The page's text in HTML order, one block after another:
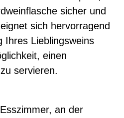
sicher und
sich hervorragend
Ihres Lieblingsweins
einen
servieren.
an der